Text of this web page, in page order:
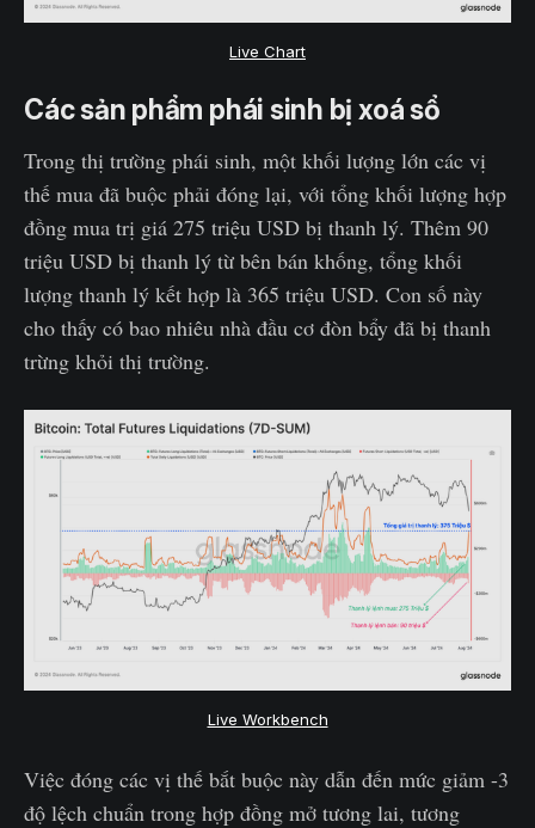
Live Chart
Các sản phẩm phái sinh bị xoá sổ
Trong thị trường phái sinh, một khối lượng lớn các vị
thế mua đã buộc phải đóng lại, với tổng khối lượng hợp
đồng mua trị giá 275 triệu USD bị thanh lý. Thêm 90
triệu USD bị thanh lý từ bên bán khống, tổng khối
lượng thanh lý kết hợp là 365 triệu USD. Con số này
cho thấy có bao nhiêu nhà đầu cơ đòn bẩy đã bị thanh
trừng khỏi thị trường.
Live Workbench
Việc đóng các vị thế bắt buộc này dẫn đến mức giảm -3
độ lệch chuẩn trong hợp đồng mở tương lai, tương